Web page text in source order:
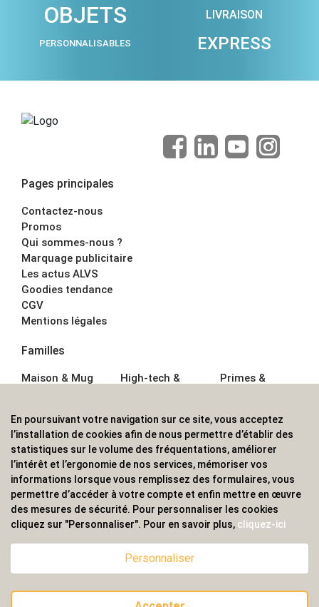
OBJETS
PERSONNALISABLES
LIVRAISON
EXPRESS
Pages principales
Contactez-nous
Promos
Qui sommes-nous ?
Marquage publicitaire
Les actus ALVS
Goodies tendance
CGV
Mentions légales
Familles
Maison & Mug
Écriture
Bagagerie sacs
High-tech &
Sport &
Outdoor
Enfant
Primes &
Boisson
Textile &
Casquette
Accessoires de
bureau
ALVS, fournisseur d'objets publicitaires, pour les
professionnels. Une implantation nationale, une
couverture internationale.
En poursuivant votre navigation sur ce site, vous acceptez
l’installation de cookies afin de nous permettre d’établir des
statistiques sur le volume des fréquentations, améliorer
l’intérêt et l’ergonomie de nos services, mémoriser vos
informations lorsque vous remplissez des formulaires, vous
permettre d’accéder à votre compte et enfin mettre en œuvre
des mesures de sécurité. Pour personnaliser les cookies
cliquez sur "Personnaliser". Pour en savoir plus, cliquez-ici
Personnaliser